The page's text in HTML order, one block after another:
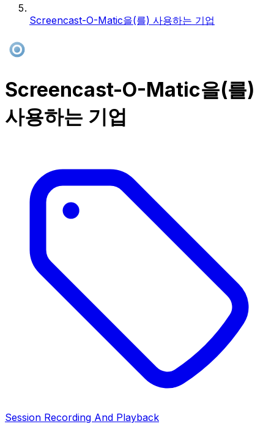
Screencast-O-Matic을(를) 사용하는 기업
Screencast-O-Matic을(를)
사용하는 기업
Session Recording And Playback